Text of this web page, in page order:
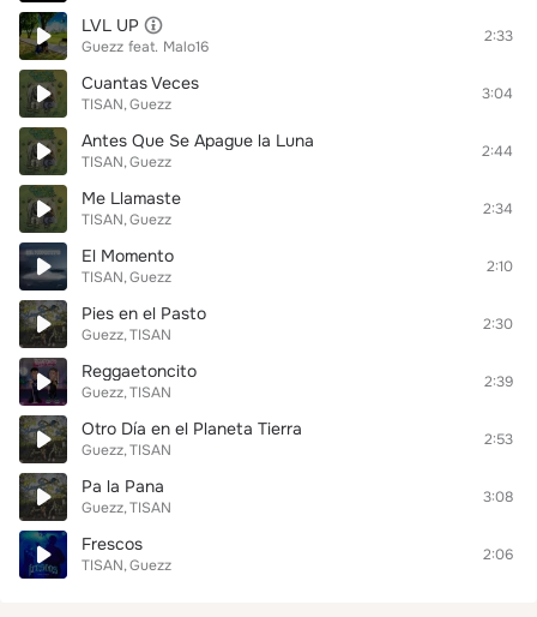
LVL UP
Guezz feat. Malo16
2:33
Cuantas Veces
TISAN Guezz
3:04
Antes Que Se Apague la Luna
TISAN Guezz
2:44
Me Llamaste
TISAN Guezz
2:34
El Momento
TISAN Guezz
2:10
Pies en el Pasto
Guezz TISAN
2:30
Reggaetoncito
Guezz TISAN
2:39
Otro Día en el Planeta Tierra
Guezz TISAN
2:53
Pa la Pana
Guezz TISAN
3:08
Frescos
TISAN Guezz
2:06